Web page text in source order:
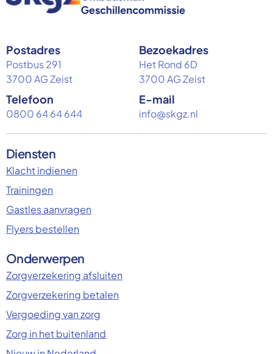
Postadres
Postbus 291
3700 AG Zeist
Bezoekadres
Het Rond 6D
3700 AG Zeist
Telefoon
0800 64 64 644
E-mail
info@skgz.nl
Diensten
Klacht indienen
Trainingen
Gastles aanvragen
Flyers bestellen
Onderwerpen
Zorgverzekering afsluiten
Zorgverzekering betalen
Vergoeding van zorg
Zorg in het buitenland